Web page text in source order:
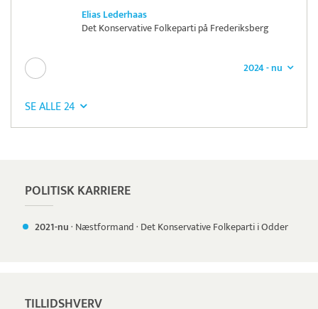
Elias Lederhaas
Det Konservative Folkeparti på Frederiksberg
2024 - nu
SE ALLE 24
POLITISK KARRIERE
2021-nu· Næstformand· Det Konservative Folkeparti i Odder
TILLIDSHVERV